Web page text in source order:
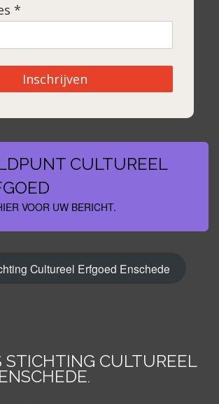
*
Inschrijven
CULTUREEL
VOOR UW BERICHT.
Cultureel Erfgoed Enschede
STICHTING CULTUREEL
.